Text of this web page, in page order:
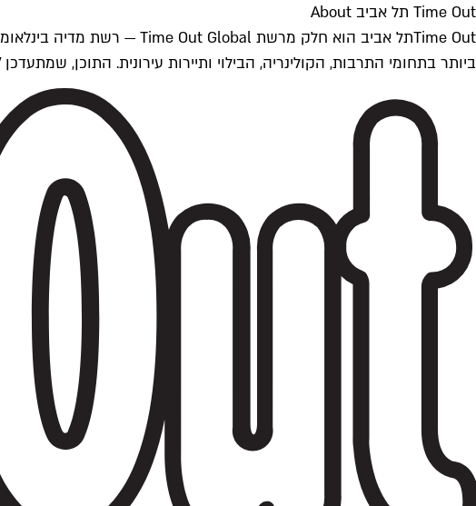
Time Out תל אביב About
ביותר בתחומי התרבות, הקולינריה, הבילוי ותיירות עירונית. התוכן, שמתעדכן 24/7, נכתב ונערך על ידי צוות עיתונאים מקצועי מקומי בישראל, בהתאם לסטנדרטים של Time Out העולמית.